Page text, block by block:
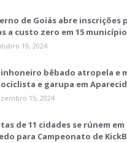
de Goiás abre inscrições
a custo zero em 15
19, 2024
bêbado atropela e
e garupa em
15, 2024
de 11 cidades se rúnem
para Campeonato de